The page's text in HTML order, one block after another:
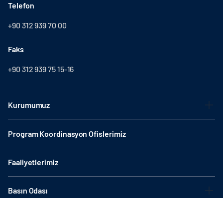
Telefon
+90 312 939 70 00
Faks
+90 312 939 75 15-16
Kurumumuz
Program Koordinasyon Ofislerimiz
Faaliyetlerimiz
Basın Odası